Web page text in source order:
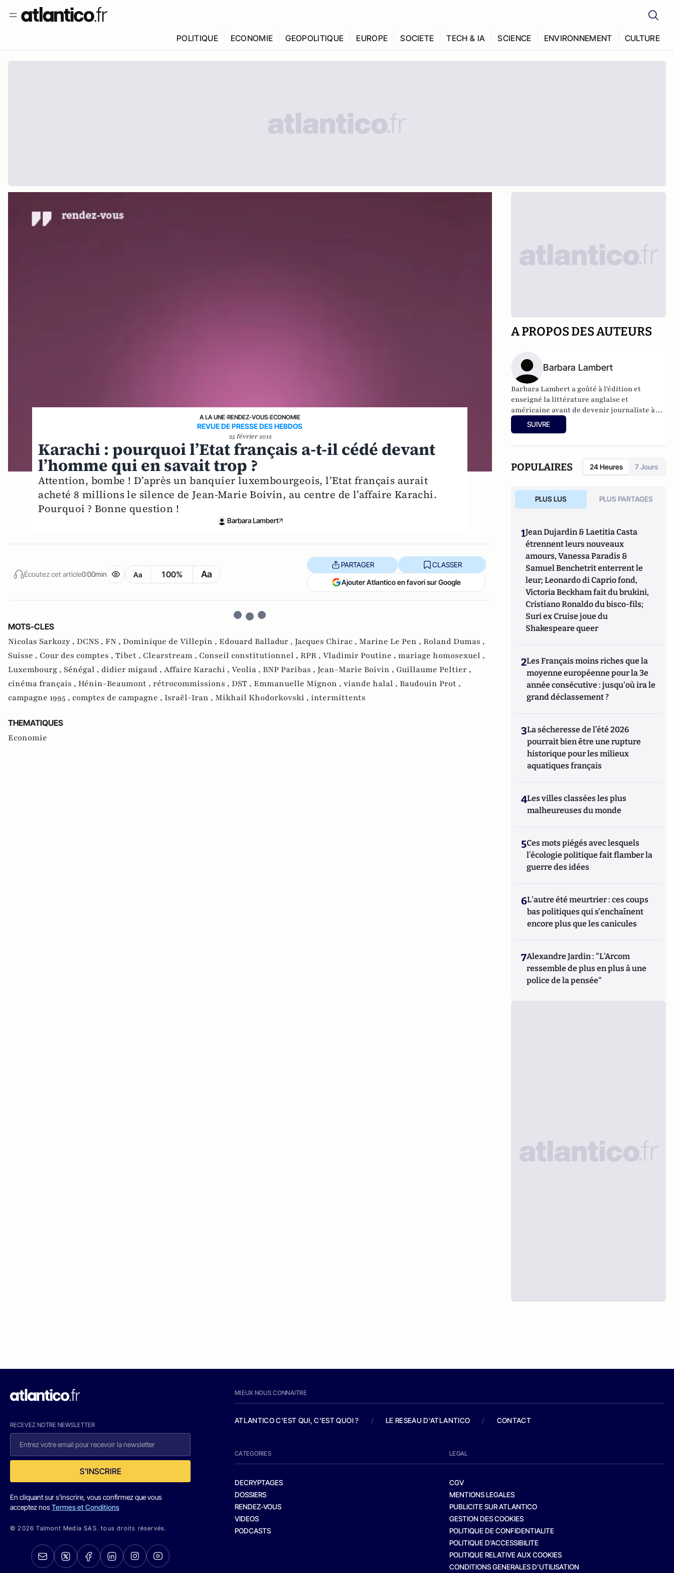
POLITIQUE ECONOMIE GEOPOLITIQUE EUROPE SOCIETE TECH & IA SCIENCE ENVIRONNEMENT CULTURE
A LA UNE›RENDEZ-VOUS›ECONOMIE
REVUE DE PRESSE DES HEBDOS
25 février 2012
Karachi : pourquoi l’Etat français a-t-il cédé devant
l’homme qui en savait trop ?
Attention, bombe ! D’après un banquier luxembourgeois, l’Etat français aurait
acheté 8 millions le silence de Jean-Marie Boivin, au centre de l’affaire Karachi.
Pourquoi ? Bonne question !
Barbara Lambert
Écoutez cet article0:00min Aa 100% Aa
PARTAGER CLASSER
Ajouter Atlantico en favori sur Google
MOTS-CLES
Nicolas Sarkozy , DCNS , FN , Dominique de Villepin , Edouard Balladur , Jacques Chirac , Marine Le Pen , Roland Dumas ,
Suisse , Cour des comptes , Tibet , Clearstream , Conseil constitutionnel , RPR , Vladimir Poutine , mariage homosexuel ,
Luxembourg , Sénégal , didier migaud , Affaire Karachi , Veolia , BNP Paribas , Jean-Marie Boivin , Guillaume Peltier ,
cinéma français , Hénin-Beaumont , rétrocommissions , DST , Emmanuelle Mignon , viande halal , Baudouin Prot ,
campagne 1995 , comptes de campagne , Israël-Iran , Mikhail Khodorkovski , intermittents
THEMATIQUES
Economie
A PROPOS DES AUTEURS
Barbara Lambert
Barbara Lambert a goûté à l'édition et
enseigné la littérature anglaise et
américaine avant de devenir journaliste à
"Livres Hebdo". Elle est aujourd'hui
responsable des rubriques société/idées
SUIVRE
POPULAIRES 24 Heures 7 Jours
PLUS LUS PLUS PARTAGES
1Jean Dujardin & Laetitia Casta
étrennent leurs nouveaux
amours, Vanessa Paradis &
Samuel Benchetrit enterrent le
leur; Leonardo di Caprio fond,
Victoria Beckham fait du brukini,
Cristiano Ronaldo du bisco-fils;
Suri ex Cruise joue du
Shakespeare queer
2Les Français moins riches que la
moyenne européenne pour la 3e
année consécutive : jusqu'où ira le
grand déclassement ?
3La sécheresse de l’été 2026
pourrait bien être une rupture
historique pour les milieux
aquatiques français
4Les villes classées les plus
malheureuses du monde
5Ces mots piégés avec lesquels
l’écologie politique fait flamber la
guerre des idées
6L'autre été meurtrier : ces coups
bas politiques qui s'enchaînent
encore plus que les canicules
7Alexandre Jardin : "L'Arcom
ressemble de plus en plus à une
police de la pensée"
RECEVEZ NOTRE NEWSLETTER
S'INSCRIRE
En cliquant sur s'inscrire, vous confirmez que vous
acceptez nosTermes et Conditions
© 2026 Talmont Media SAS. tous droits réservés.
MIEUX NOUS CONNAITRE
ATLANTICO C'EST QUI, C'EST QUOI ? / LE RESEAU D'ATLANTICO / CONTACT
CATEGORIES
DECRYPTAGES
DOSSIERS
RENDEZ-VOUS
VIDEOS
PODCASTS
LEGAL
CGV
MENTIONS LEGALES
PUBLICITE SUR ATLANTICO
GESTION DES COOKIES
POLITIQUE DE CONFIDENTIALITE
POLITIQUE D’ACCESSIBILITE
POLITIQUE RELATIVE AUX COOKIES
CONDITIONS GENERALES D’UTILISATION